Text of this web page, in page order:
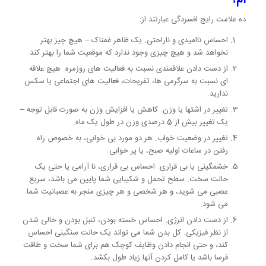
ده علامت رایج افسردگی عبارتند از:
احساس ناامیدی و ناراحتی. یک ظاهر غمناک – هیچ چیز بهتر
نخواهد شد و هیچ چیزی وجود ندارد که موقعیت شما را بهتر کند.
از دست دادن علاقمندی نسبت به فعالیت های روزمره. هیچ علاقه
ای نسبت به سرگرمی ها، تفریحات، فعالیت های اجتماعی یا سکس
ندارید.
تغییر در اشتها یا وزن. کاهش یا افزایش وزن به صورت قابل توجه –
یک تغییر بیش از 5 درصدی وزن در طول یک ماه.
تغییر در وضعیت خواب. هر دو مورد بی خوابی، به خصوص راه
رفتن در ساعات اولیه صبح، یا پر خوابی.
خشمگینی یا بی قراری. احساس بی قراری، نا آرامی یا حتی یک
حالت سخت. سطح تحمل و شکیبایی شما پایین می باشد، سریع
عصبی می شوید، و هر شخصی و هر چیزی منجر به عصبانیت شما
می شود.
از دست دادن انرژی. احساس خسته بودن، تنبل بودن و خالی شدن
از نظر فیزیکی. کل بدن شما می تواند یک حالت سنگینی احساس
کند، و حتی انجام دادن وظایف کوچک هم برای شما سخت و طاقت
فرسا باشد یا کامل کردن آنها زیاد طول بکشد.